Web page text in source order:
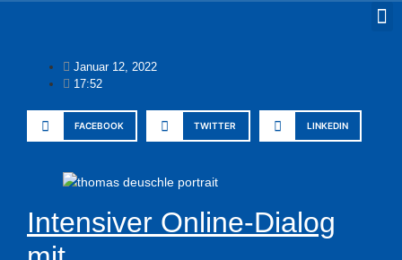
Januar 12, 2022
17:52
FACEBOOK TWITTER LINKEDIN
Intensiver Online-Dialog